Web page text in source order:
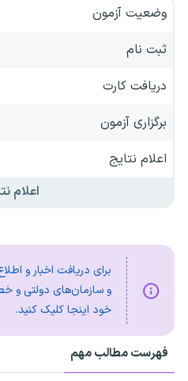
وضعیت آزمون
ثبت نام
دریافت کارت
برگزاری آزمون
اعلام نتایج
اعلام
برای دریافت اخبار و
و سازمان‌های دولتی و
خود اینجا کلیک کنید.
فهرست مطالب مهم